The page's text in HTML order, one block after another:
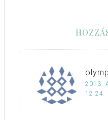
2013.
12:24